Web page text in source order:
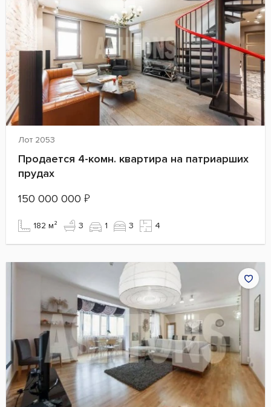
Лот 2053
Продается 4-комн. квартира на патриарших
прудах
150 000 000 ₽
182 м² 3 1 3 4